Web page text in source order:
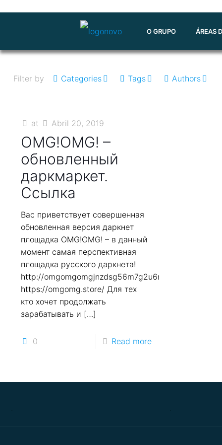
O GRUPO ÁREAS
Filter by Categories Tags Authors
at Abril 20, 2019
OMG!OMG! –
обновленный
даркмаркет.
Ссылка
Вас приветствует совершенная
обновленная версия даркнет
площадка OMG!OMG! – в данный
момент самая перспективная
площадка русского даркнета!
http://
https://omgomg.store/ Для тех
кто хочет продолжать
зарабатывать и […]
0 Read more